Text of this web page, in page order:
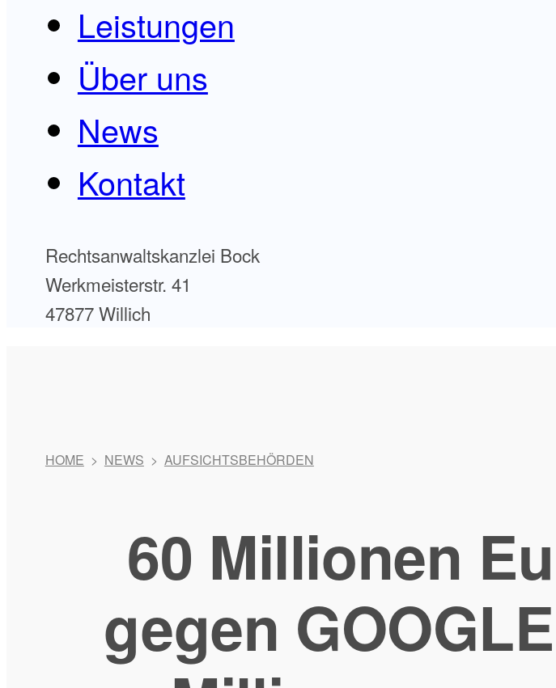
Leistungen
Über uns
News
Kontakt
Rechtsanwaltskanzlei Bock
Werkmeisterstr. 41
47877 Willich
HOME > NEWS > AUFSICHTSBEHÖRDEN
60 Millionen
gegen